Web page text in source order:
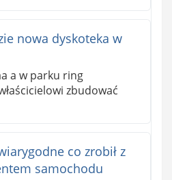
nowa dyskoteka w
a w parku ring
zbudować
co zrobił z
samochodu